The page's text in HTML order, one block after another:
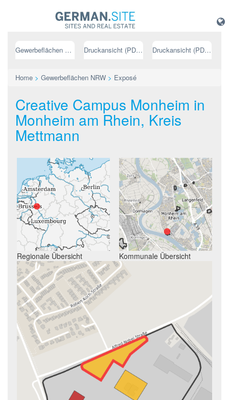
Gewerbeflächen NRW Druckansicht (PDF) // deutsch Druckansicht (PDF) // englisch
Home > Gewerbeflächen NRW > Exposé
Creative Campus Monheim in
Monheim am Rhein, Kreis
Mettmann
Regionale Übersicht Kommunale Übersicht